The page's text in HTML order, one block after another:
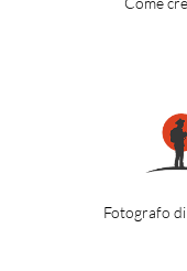
Fotografo